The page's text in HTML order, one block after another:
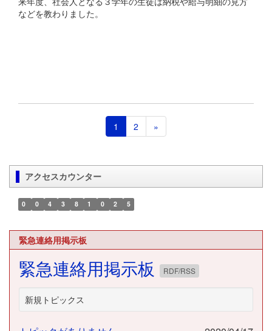
などを教わりました。
1 2 »
アクセスカウンター
0 0 4 3 8 1 0 2 5
緊急連絡用掲示板
緊急連絡用掲示板 RDF/RSS
新規トピックス